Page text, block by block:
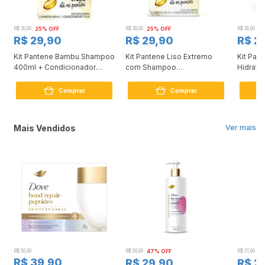
R$ 39,90 25% OFF
R$ 29,90
Kit Pantene Bambu Shampoo
400ml + Condicionador
Comprar
R$ 39,90 25% OFF
R$ 29,90
Kit Pantene Liso Extremo
com Shampoo
Comprar
R$ 39,90
R$
Kit
Hidrata
Ver mais
Mais Vendidos
R$ 56,90
R$ 39,90
R$ 56,90 47% OFF R$ 31,90